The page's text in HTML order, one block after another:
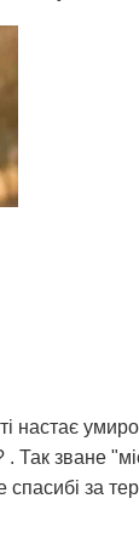
настає
. Так зване
спасибі за